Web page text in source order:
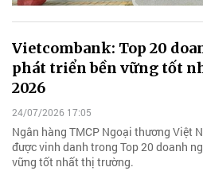
Vietcombank: Top 20
phát triển bền vững tốt
2026
24/07/2026 17:05
Ngân hàng TMCP Ngoại thương Việt
được vinh danh trong Top 20 doanh
vững tốt nhất thị trường.